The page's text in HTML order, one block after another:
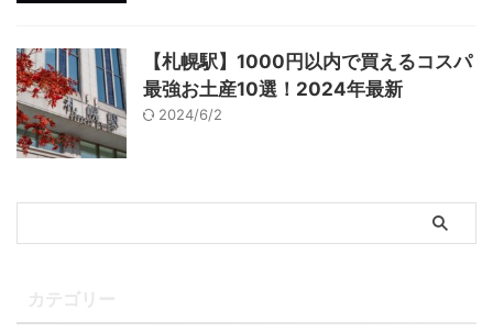
【札幌駅】1000円以内で買えるコスパ
最強お土産10選！2024年最新
2024/6/2